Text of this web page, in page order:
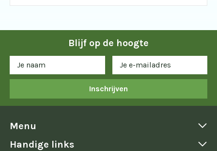
Blijf op de hoogte
Inschrijven
Menu
Handige links